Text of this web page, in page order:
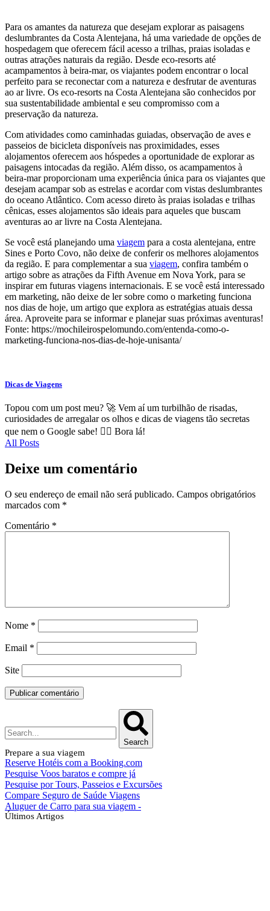
Para os amantes da natureza que desejam explorar as paisagens
deslumbrantes da Costa Alentejana, há uma variedade de opções de
hospedagem que oferecem fácil acesso a trilhas, praias isoladas e
outras atrações naturais da região. Desde eco-resorts até
acampamentos à beira-mar, os viajantes podem encontrar o local
perfeito para se reconectar com a natureza e desfrutar de aventuras
ao ar livre. Os eco-resorts na Costa Alentejana são conhecidos por
sua sustentabilidade ambiental e seu compromisso com a
preservação da natureza.
Com atividades como caminhadas guiadas, observação de aves e
passeios de bicicleta disponíveis nas proximidades, esses
alojamentos oferecem aos hóspedes a oportunidade de explorar as
paisagens intocadas da região. Além disso, os acampamentos à
beira-mar proporcionam uma experiência única para os viajantes que
desejam acampar sob as estrelas e acordar com vistas deslumbrantes
do oceano Atlântico. Com acesso direto às praias isoladas e trilhas
cênicas, esses alojamentos são ideais para aqueles que buscam
aventuras ao ar livre na Costa Alentejana.
Se você está planejando uma viagem para a costa alentejana, entre
Sines e Porto Covo, não deixe de conferir os melhores alojamentos
da região. E para complementar a sua viagem, confira também o
artigo sobre as atrações da Fifth Avenue em Nova York, para se
inspirar em futuras viagens internacionais. E se você está interessado
em marketing, não deixe de ler sobre como o marketing funciona
nos dias de hoje, um artigo que explora as estratégias atuais dessa
área. Aproveite para se informar e planejar suas próximas aventuras!
Fonte: https://mochileirospelomundo.com/entenda-como-o-
marketing-funciona-nos-dias-de-hoje-unisanta/
Dicas de Viagens
Topou com um post meu? 🚀 Vem aí um turbilhão de risadas,
curiosidades de arregalar os olhos e dicas de viagens tão secretas
que nem o Google sabe! 🕵️‍♂️ Bora lá!
All Posts
Deixe um comentário
O seu endereço de email não será publicado. Campos obrigatórios
marcados com *
Comentário *
Nome *
Email *
Site
Search
Prepare a sua viagem
Reserve Hotéis com a Booking.com
Pesquise Voos baratos e compre já
Pesquise por Tours, Passeios e Excursões
Compare Seguro de Saúde Viagens
Aluguer de Carro para sua viagem -
Últimos Artigos